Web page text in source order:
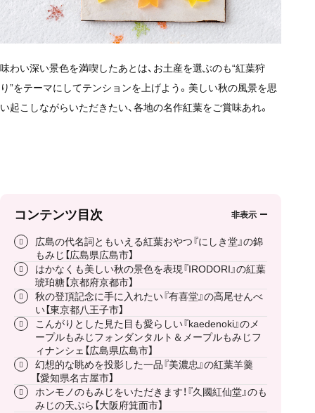
味わい深い景色を満喫したあとは、お土産を選ぶのも“紅葉狩
り”をテーマにしてテンションを上げよう。美しい秋の風景を思
い起こしながらいただきたい、各地の名作紅葉をご賞味あれ。
コンテンツ目次
広島の代名詞ともいえる紅葉おやつ『にしき堂』の錦
もみじ【広島県広島市】
はかなくも美しい秋の景色を表現『IRODORI』の紅葉
琥珀糖【京都府京都市】
秋の登頂記念に手に入れたい『有喜堂』の高尾せんべ
い【東京都八王子市】
こんがりとした見た目も愛らしい『kaedenoki』のメ
ープルもみじフォンダンタルト＆メープルもみじフ
ィナンシェ【広島県広島市】
幻想的な眺めを投影した一品『美濃忠』の紅葉羊羹
【愛知県名古屋市】
ホンモノのもみじをいただきます！『久國紅仙堂』のも
みじの天ぷら【大阪府箕面市】